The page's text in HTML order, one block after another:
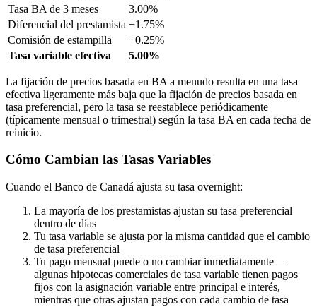
Tasa BA de 3 meses
3.00%
Diferencial del prestamista +1.75%
Comisión de estampilla
+0.25%
Tasa variable efectiva
5.00%
La fijación de precios basada en BA a menudo resulta en una tasa
efectiva ligeramente más baja que la fijación de precios basada en
tasa preferencial, pero la tasa se reestablece periódicamente
(típicamente mensual o trimestral) según la tasa BA en cada fecha de
reinicio.
Cómo Cambian las Tasas Variables
Cuando el Banco de Canadá ajusta su tasa overnight:
La mayoría de los prestamistas ajustan su tasa preferencial
dentro de días
Tu tasa variable se ajusta por la misma cantidad que el cambio
de tasa preferencial
Tu pago mensual puede o no cambiar inmediatamente —
algunas hipotecas comerciales de tasa variable tienen pagos
fijos con la asignación variable entre principal e interés,
mientras que otras ajustan pagos con cada cambio de tasa